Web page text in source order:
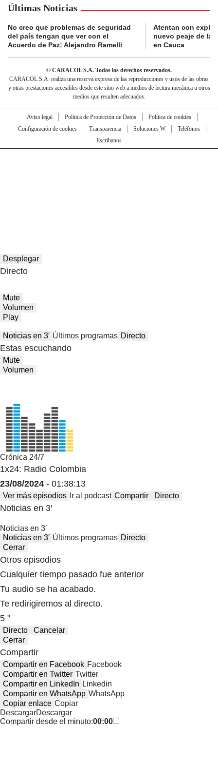
Últimas Noticias
No creo que problemas de seguridad
del país tengan que ver con el
Acuerdo de Paz: Alejandro Ramelli
Atentan con
nuevo peaje de la
en Cauca
© CARACOL S.A. Todos los derechos reservados.
CARACOL S.A. realiza una reserva expresa de las reproducciones y usos de las obras
y otras prestaciones accesibles desde este sitio web a medios de lectura mecánica u otros
medios que resulten adecuados.
Aviso legal Política de Protección de Datos
Política de cookies
Configuración de cookies
Transparencia Soluciones W
Teléfonos
Escríbanos
Desplegar
Directo
Mute
Volumen
Play
Noticias en 3′ Últimos programas Directo
Estas escuchando
Mute
Volumen
Crónica 24/7
1x24: Radio Colombia
23/08/2024 - 01:38:13
Ver más episodios Ir al podcast Compartir Directo
Noticias en 3′
Noticias en 3′
Noticias en 3′ Últimos programas Directo
Cerrar
Otros episodios
Cualquier tiempo pasado fue anterior
Tu audio se ha acabado.
Te redirigiremos al directo.
5 "
Directo
Cancelar
Cerrar
Compartir
Compartir en Facebook Facebook
Compartir en Twitter Twitter
Compartir en LinkedIn Linkedin
Compartir en WhatsApp WhatsApp
Copiar enlace Copiar
DescargarDescargar
Compartir desde el minuto:00:00